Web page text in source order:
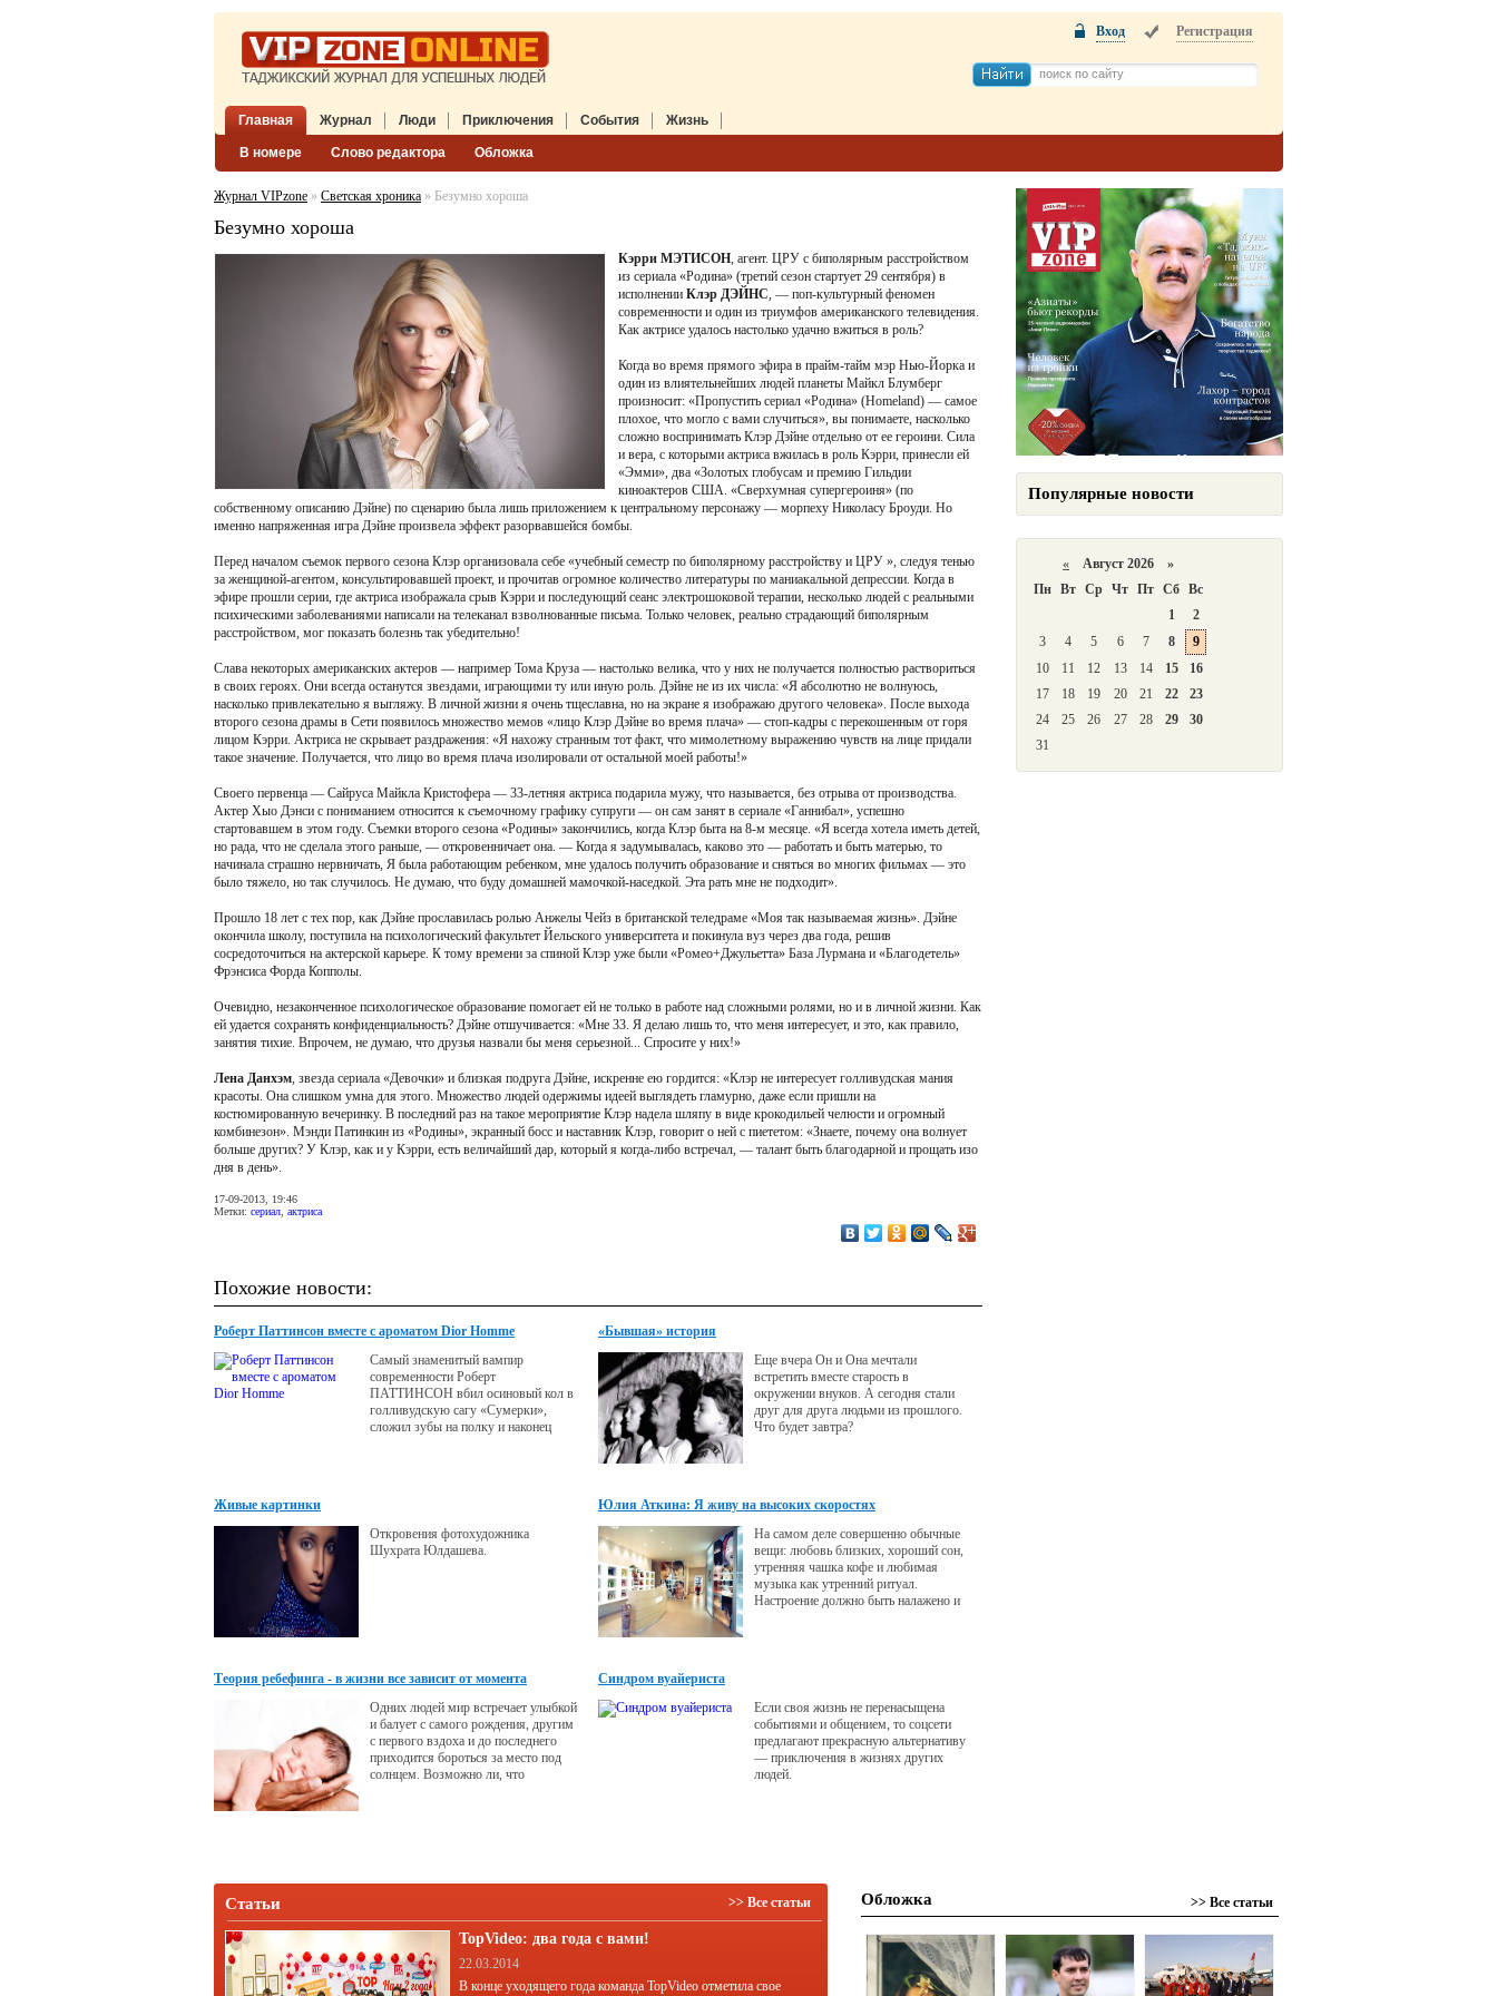
Главная Журнал
В номере Слово редактора Обложка
Люди Приключения События Жизнь
Вход Регистрация
Журнал VIPzone » Светская хроника » Безумно хороша
Безумно хороша
Кэрри МЭТИСОН, агент. ЦРУ с биполярным расстройством
из сериала «Родина» (третий сезон стартует 29 сентября) в
исполнении Клэр ДЭЙНС, — поп-культурный феномен
современности и один из триумфов американского телевидения.
Как актрисе удалось настолько удачно вжиться в роль?
Когда во время прямого эфира в прайм-тайм мэр Нью-Йорка и
один из влиятельнейших людей планеты Майкл Блумберг
произносит: «Пропустить сериал «Родина» (Homeland) — самое
плохое, что могло с вами случиться», вы понимаете, насколько
сложно воспринимать Клэр Дэйне отдельно от ее героини. Сила
и вера, с которыми актриса вжилась в роль Кэрри, принесли ей
«Эмми», два «Золотых глобусам и премию Гильдии
киноактеров США. «Сверхумная супергероиня» (по
собственному описанию Дэйне) по сценарию была лишь приложением к центральному персонажу — морпеху Николасу Броуди. Но
именно напряженная игра Дэйне произвела эффект разорвавшейся бомбы.
Перед началом съемок первого сезона Клэр организовала себе «учебный семестр по биполярному расстройству и ЦРУ », следуя тенью
за женщиной-агентом, консультировавшей проект, и прочитав огромное количество литературы по маниакальной депрессии. Когда в
эфире прошли серии, где актриса изображала срыв Кэрри и последующий сеанс электрошоковой терапии, несколько людей с реальными
психическими заболеваниями написали на телеканал взволнованные письма. Только человек, реально страдающий биполярным
расстройством, мог показать болезнь так убедительно!
Слава некоторых американских актеров — например Тома Круза — настолько велика, что у них не получается полностью раствориться
в своих героях. Они всегда останутся звездами, играющими ту или иную роль. Дэйне не из их числа: «Я абсолютно не волнуюсь,
насколько привлекательно я выгляжу. В личной жизни я очень тщеславна, но на экране я изображаю другого человека». После выхода
второго сезона драмы в Сети появилось множество мемов «лицо Клэр Дэйне во время плача» — стоп-кадры с перекошенным от горя
лицом Кэрри. Актриса не скрывает раздражения: «Я нахожу странным тот факт, что мимолетному выражению чувств на лице придали
такое значение. Получается, что лицо во время плача изолировали от остальной моей работы!»
Своего первенца — Сайруса Майкла Кристофера — 33-летняя актриса подарила мужу, что называется, без отрыва от производства.
Актер Хыо Дэнси с пониманием относится к съемочному графику супруги — он сам занят в сериале «Ганнибал», успешно
стартовавшем в этом году. Съемки второго сезона «Родины» закончились, когда Клэр быта на 8-м месяце. «Я всегда хотела иметь детей,
но рада, что не сделала этого раньше, — откровенничает она. — Когда я задумывалась, каково это — работать и быть матерью, то
начинала страшно нервничать, Я была работающим ребенком, мне удалось получить образование и сняться во многих фильмах — это
было тяжело, но так случилось. Не думаю, что буду домашней мамочкой-наседкой. Эта рать мне не подходит».
Прошло 18 лет с тех пор, как Дэйне прославилась ролью Анжелы Чейз в британской теледраме «Моя так называемая жизнь». Дэйне
окончила школу, поступила на психологический факультет Йельского университета и покинула вуз через два года, решив
сосредоточиться на актерской карьере. К тому времени за спиной Клэр уже были «Ромео+Джульетта» База Лурмана и «Благодетель»
Фрэнсиса Форда Копполы.
Очевидно, незаконченное психологическое образование помогает ей не только в работе над сложными ролями, но и в личной жизни. Как
ей удается сохранять конфиденциальность? Дэйне отшучивается: «Мне 33. Я делаю лишь то, что меня интересует, и это, как правило,
занятия тихие. Впрочем, не думаю, что друзья назвали бы меня серьезной... Спросите у них!»
Лена Данхэм, звезда сериала «Девочки» и близкая подруга Дэйне, искренне ею гордится: «Клэр не интересует голливудская мания
красоты. Она слишком умна для этого. Множество людей одержимы идеей выглядеть гламурно, даже если пришли на
костюмированную вечеринку. В последний раз на такое мероприятие Клэр надела шляпу в виде крокодильей челюсти и огромный
комбинезон». Мэнди Патинкин из «Родины», экранный босс и наставник Клэр, говорит о ней с пиететом: «Знаете, почему она волнует
больше других? У Клэр, как и у Кэрри, есть величайший дар, который я когда-либо встречал, — талант быть благодарной и прощать изо
дня в день».
17-09-2013, 19:46
Метки: сериал актриса
Похожие новости:
Роберт Паттинсон вместе с ароматом Dior Homme
Самый знаменитый вампир
современности Роберт
ПАТТИНСОН вбил осиновый кол в
голливудскую сагу «Сумерки»,
сложил зубы на полку и наконец
«Бывшая» история
Еще вчера Он и Она мечтали
встретить вместе старость в
окружении внуков. А сегодня стали
друг для друга людьми из прошлого.
Что будет завтра?
Живые картинки
Откровения фотохудожника
Шухрата Юлдашева.
Юлия Аткина: Я живу на высоких скоростях
На самом деле совершенно обычные
вещи: любовь близких, хороший сон,
утренняя чашка кофе и любимая
музыка как утренний ритуал.
Настроение должно быть налажено и
Теория ребефинга - в жизни все зависит от момента
Одних людей мир встречает улыбкой
и балует с самого рождения, другим
с первого вздоха и до последнего
приходится бороться за место под
солнцем. Возможно ли, что
Синдром вуайериста
Если своя жизнь не перенасыщена
событиями и общением, то соцсети
предлагают прекрасную альтернативу
— приключения в жизнях других
людей.
Популярные новости
« Август 2026 »
Пн Вт Ср Чт Пт Сб Вс
1
2
3
4 5 6 7 8
9
10
11 12 13 14 15
16
17
18 19 20 21 22
23
24
25 26 27 28 29
30
31
Статьи >> Все статьи
TopVideo: два года с вами!
22.03.2014
В конце уходящего года команда TopVideo отметила свое
Обложка >> Все статьи